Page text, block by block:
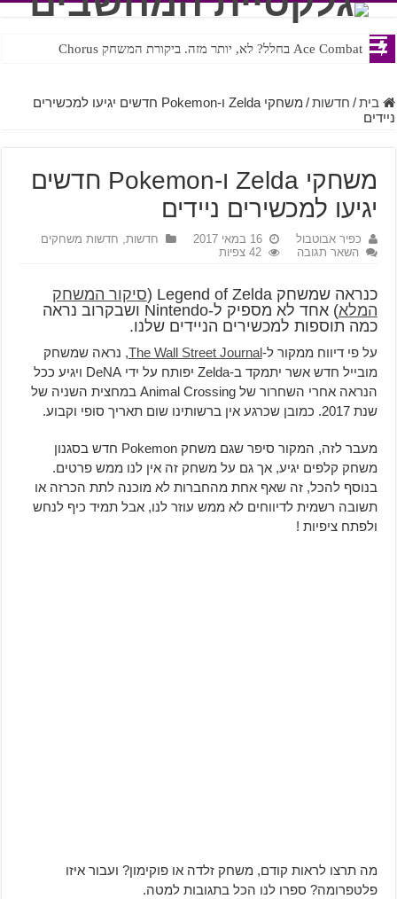
Ace Combat בחלל? לא, יותר מזה. ביקורת המשחק Chorus
Steven Universe והשירים שתורגמו בצורה נוראית לעברית
בית / חדשות /
משחקי Zelda ו-Pokemon חדשים יגיעו למכשירים
ניידים
משחקי Zelda ו-Pokemon חדשים
יגיעו למכשירים ניידים
כפיר אבוטבול 16 במאי 2017 חדשות, חדשות משחקים
השאר תגובה
42 צפיות
כנראה שמשחק Legend of Zelda (
סיקור המשחק
המלא
) אחד לא מספיק ל-Nintendo ושבקרוב נראה
כמה תוספות למכשירים הניידים שלנו.
על פי דיווח ממקור ל-The Wall Street Journal, נראה שמשחק
מובייל חדש אשר יתמקד ב-Zelda יפותח על ידי DeNA ויגיע ככל
הנראה אחרי השחרור של Animal Crossing במחצית השניה של
שנת 2017. כמובן שכרגע אין ברשותינו שום תאריך סופי וקבוע.
מעבר לזה, המקור סיפר שגם משחק Pokemon חדש בסגנון
משחק קלפים יגיע, אך גם על משחק זה אין לנו ממש פרטים.
בנוסף להכל, זה שאף אחת מהחברות לא מוכנה לתת הכרזה או
תשובה רשמית לדיווחים לא ממש עוזר לנו, אבל תמיד כיף לנחש
ולפתח ציפיות !
מה תרצו לראות קודם, משחק זלדה או פוקימון? ועבור איזו
פלטפרומה? ספרו לנו הכל בתגובות למטה.